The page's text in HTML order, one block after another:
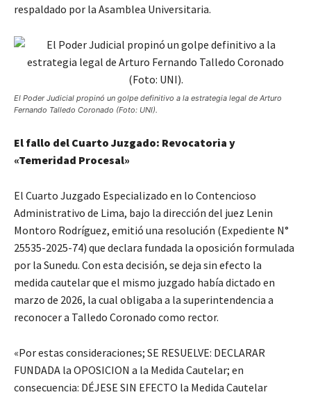
respaldado por la Asamblea Universitaria.
El Poder Judicial propinó un golpe definitivo a la estrategia legal de Arturo
Fernando Talledo Coronado (Foto: UNI).
El fallo del Cuarto Juzgado: Revocatoria y
«Temeridad Procesal»
El Cuarto Juzgado Especializado en lo Contencioso
Administrativo de Lima, bajo la dirección del juez Lenin
Montoro Rodríguez, emitió una resolución (Expediente N°
25535-2025-74) que declara fundada la oposición formulada
por la Sunedu. Con esta decisión, se deja sin efecto la
medida cautelar que el mismo juzgado había dictado en
marzo de 2026, la cual obligaba a la superintendencia a
reconocer a Talledo Coronado como rector.
«Por estas consideraciones; SE RESUELVE: DECLARAR
FUNDADA la OPOSICION a la Medida Cautelar; en
consecuencia: DÉJESE SIN EFECTO la Medida Cautelar